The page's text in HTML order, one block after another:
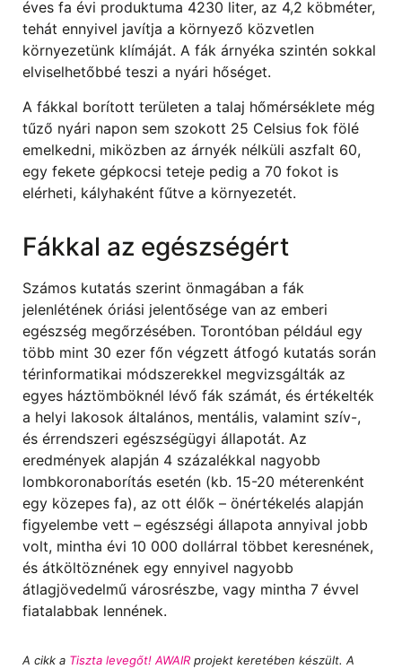
éves fa évi produktuma 4230 liter, az 4,2 köbméter,
tehát ennyivel javítja a környező közvetlen
környezetünk klímáját. A fák árnyéka szintén sokkal
elviselhetőbbé teszi a nyári hőséget.
A fákkal borított területen a talaj hőmérséklete még
tűző nyári napon sem szokott 25 Celsius fok fölé
emelkedni, miközben az árnyék nélküli aszfalt 60,
egy fekete gépkocsi teteje pedig a 70 fokot is
elérheti, kályhaként fűtve a környezetét.
Fákkal az egészségért
Számos kutatás szerint önmagában a fák
jelenlétének óriási jelentősége van az emberi
egészség megőrzésében. Torontóban például egy
több mint 30 ezer főn végzett átfogó kutatás során
térinformatikai módszerekkel megvizsgálták az
egyes háztömböknél lévő fák számát, és értékelték
a helyi lakosok általános, mentális, valamint szív-,
és érrendszeri egészségügyi állapotát. Az
eredmények alapján 4 százalékkal nagyobb
lombkoronaborítás esetén (kb. 15-20 méterenként
egy közepes fa), az ott élők – önértékelés alapján
figyelembe vett – egészségi állapota annyival jobb
volt, mintha évi 10 000 dollárral többet keresnének,
és átköltöznének egy ennyivel nagyobb
átlagjövedelmű városrészbe, vagy mintha 7 évvel
fiatalabbak lennének.
A cikk a Tiszta levegőt! AWAIR projekt keretében készült. A